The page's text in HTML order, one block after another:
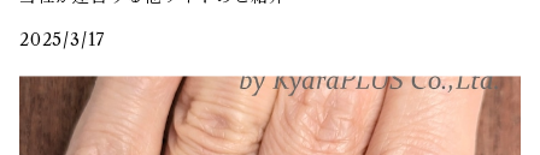
2025/3/17